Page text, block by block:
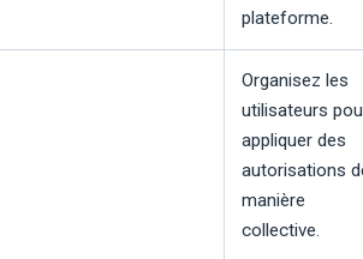
plateforme.
Organisez les
utilisateurs
appliquer des
autorisations
manière
collective.